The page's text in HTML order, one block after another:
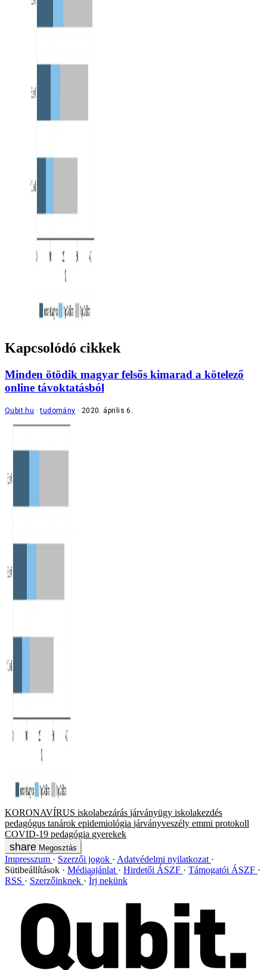
Kapcsolódó cikkek
Minden ötödik magyar felsős kimarad a kötelező
online távoktatásból
Qubit.hu tudomány 2020. április 6.
KORONAVÍRUS iskolabezárás járványügy iskolakezdés
pedagógus tanárok epidemiológia járványveszély emmi protokoll
COVID-19 pedagógia gyerekek
Megosztás
Impresszum Szerzői jogok
Adatvédelmi nyilatkozat
Sütibeállítások
Médiaajánlat Hirdetői ÁSZF
Támogatói ÁSZF
RSS
Szerzőinknek Írj nekünk